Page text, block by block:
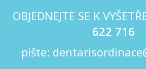
OBJEDNEJTE SE K
622 716
pište: